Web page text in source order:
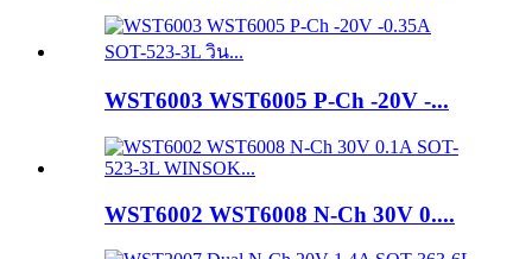
WST6003 WST6005 P-Ch -20V -...
WST6002 WST6008 N-Ch 30V 0....